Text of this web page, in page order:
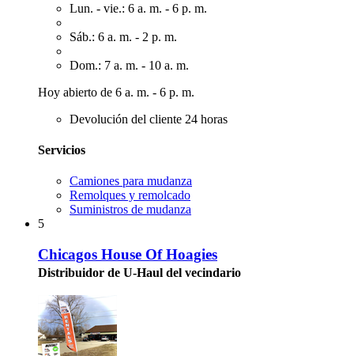
Lun. - vie.: 6 a. m. - 6 p. m.
Sáb.: 6 a. m. - 2 p. m.
Dom.: 7 a. m. - 10 a. m.
Hoy abierto de 6 a. m. - 6 p. m.
Devolución del cliente 24 horas
Servicios
Camiones para mudanza
Remolques y remolcado
Suministros de mudanza
5
Chicagos House Of Hoagies
Distribuidor de U-Haul del vecindario